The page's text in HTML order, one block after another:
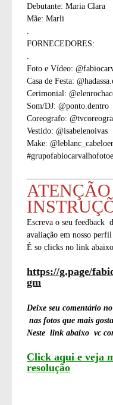
Debutante: Maria Clara
Mãe: Marli
FORNECEDORES:
Foto e Vídeo:
Casa de Festa:
Cerimonial:
Som/DJ: @ponto.dentro
Coreografo:
Vestido: @isabelenoivas
Make:
Escreva o seu feedback
avaliação em nosso
É so clicks no link
https://g.page/
gm
Deixe seu comentário
nas fotos que mais
Neste link abaixo vc
Click aqui e veja
resolução